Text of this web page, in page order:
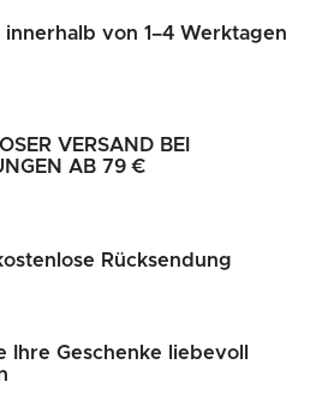
innerhalb von 1–4 Werktagen
VERSAND BEI
AB 79 €
Rücksendung
Ihre Geschenke liebevoll